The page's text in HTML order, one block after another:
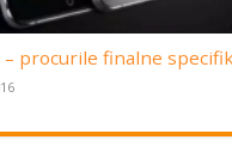
– procurile finalne